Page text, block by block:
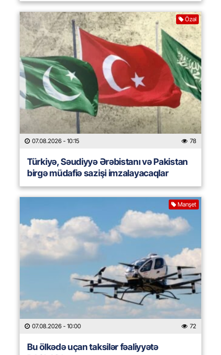
Özəl
07.08.2026 - 10:15 78
Türkiyə, Səudiyyə Ərəbistanı və Pakistan
birgə müdafiə sazişi imzalayacaqlar
Manşet
07.08.2026 - 10:00 72
Bu ölkədə uçan taksilər fəaliyyətə